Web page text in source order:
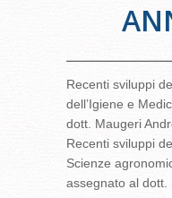
Recenti sviluppi
dell’Igiene e
dott. Maugeri
Recenti sviluppi
Scienze
assegnato al dott.